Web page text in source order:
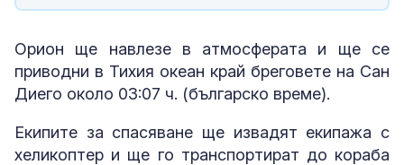
Орион ще навлезе в атмосферата и ще се
приводни в Тихия океан край бреговете на Сан
Диего около 03:07 ч. (българско време).
Екипите за спасяване ще извадят екипажа с
хеликоптер и ще го транспортират до кораба